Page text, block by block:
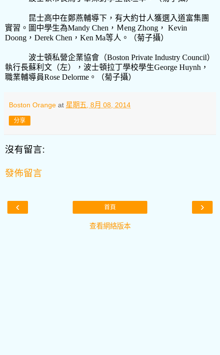
昆士高中在鄭燕輔導下，有大約廿人獲選入道富集團
實習。圖中學生為Mandy Chen ，Ｍeng Zhong ， Kevin
Doong ， Derek Chen ， Ken Ma等人。（菊子攝）
波士頓私營企業協會（Boston Private Industry Council）
執行長蘇利文（左），波士頓拉丁學校學生George Huynh ，
職業輔導員Rose Delorme 。（菊子攝）
Boston Orange at 星期五, 8月 08, 2014
分享
沒有留言:
發佈留言
‹ ›
首頁
查看網絡版本